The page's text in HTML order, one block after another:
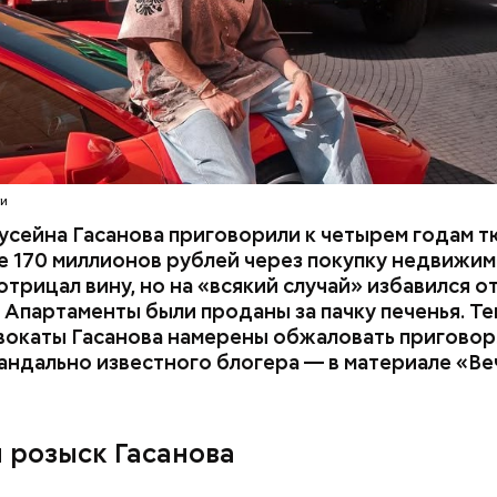
Гасанова приговорили к четырем годам
170 миллионов рублей через покупку
вину, но на «всякий случай» избавился
были проданы за пачку печенья.
Гасанова намерены обжаловать
известного блогера — в материале
Гасанова
расследование. В квартире потерпевших
видеонаблюдения. На записи попал 25-
Артем Миссюра, который тайно приходил в
и подсыпал им в еду химикаты. Также
младшая сестра.